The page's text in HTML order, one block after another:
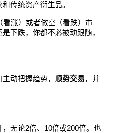
传统资产衍生品。
涨）或者做空（看跌）市
下跌，你都不必被动跟随，
动把握趋势， 顺势交易，并
无论2倍、10倍或200倍。也